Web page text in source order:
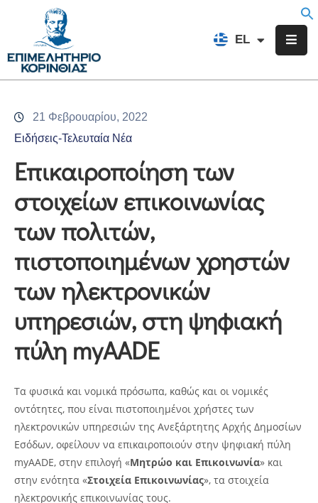
EL
FR
Επιμελητήριο
Υπηρεσίες
Προγράμματα
Εκδηλώσεις
Επικοινωνία
21 Φεβρουαρίου, 2022
Ειδήσεις-Τελευταία Νέα
Επικαιροποίηση των
στοιχείων επικοινωνίας
των πολιτών,
πιστοποιημένων χρηστών
των ηλεκτρονικών
υπηρεσιών, στη ψηφιακή
πύλη myAADE
Τα φυσικά και νομικά πρόσωπα, καθώς και οι νομικές
οντότητες, που είναι πιστοποιημένοι χρήστες των
ηλεκτρονικών υπηρεσιών της Ανεξάρτητης Αρχής Δημοσίων
Εσόδων, οφείλουν να επικαιροποιούν στην ψηφιακή πύλη
myAADE, στην επιλογή «Μητρώο και Επικοινωνία» και
στην ενότητα «Στοιχεία Επικοινωνίας», τα στοιχεία
ηλεκτρονικής επικοινωνίας τους.